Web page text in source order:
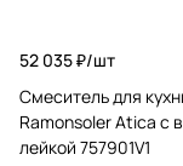
52 035 ₽/шт
Смеситель для
Ramonsoler Atica с
лейкой 757901V1